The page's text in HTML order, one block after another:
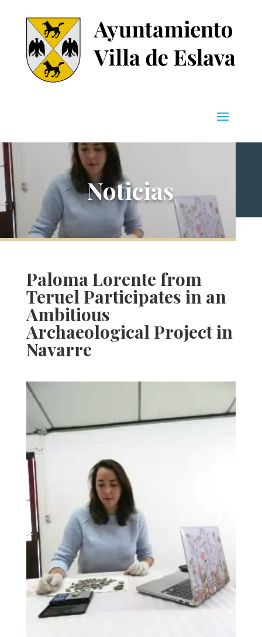
Noticias
Paloma Lorente from
Teruel Participates in an
Ambitious
Archaeological Project in
Navarre